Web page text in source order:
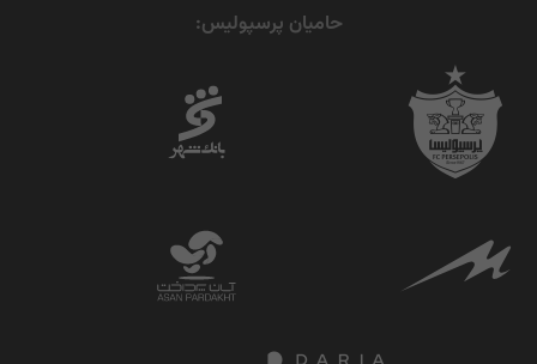
حامیان پرسپولیس: